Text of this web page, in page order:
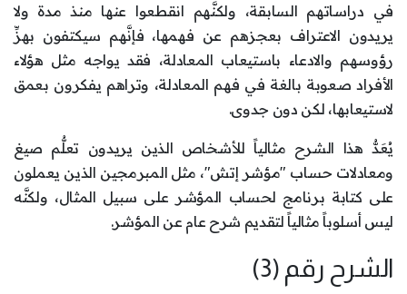
في دراساتهم السابقة، ولكنَّهم انقطعوا عنها منذ مدة ولا
يريدون الاعتراف بعجزهم عن فهمها، فإنَّهم سيكتفون بهزِّ
رؤوسهم والادعاء باستيعاب المعادلة، فقد يواجه مثل هؤلاء
الأفراد صعوبة بالغة في فهم المعادلة، وتراهم يفكرون بعمق
لاستيعابها، لكن دون جدوى.
يُعَدُّ هذا الشرح مثالياً للأشخاص الذين يريدون تعلُّم صيغ
ومعادلات حساب "مؤشر إتش"، مثل المبرمجين الذين يعملون
على كتابة برنامج لحساب المؤشر على سبيل المثال، ولكنَّه
ليس أسلوباً مثالياً لتقديم شرح عام عن المؤشر.
الشرح رقم (3)